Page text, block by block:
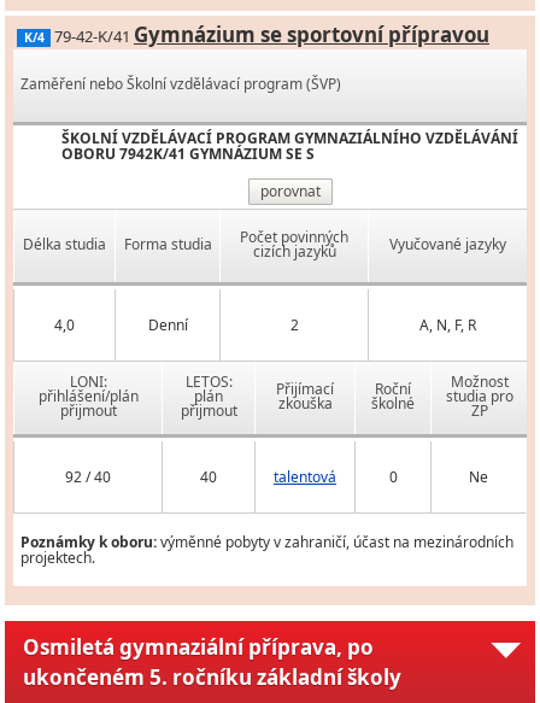
K/4 79-42-K/41 Gymnázium se sportovní přípravou
Zaměření nebo Školní vzdělávací program (ŠVP)
ŠKOLNÍ VZDĚLÁVACÍ PROGRAM GYMNAZIÁLNÍHO VZDĚLÁVÁNÍ
OBORU 7942K/41 GYMNÁZIUM SE S
porovnat
Délka studia Forma studia Počet povinných
cizích jazyků Vyučované jazyky
4,0 Denní 2 A, N, F, R
LONI:
přihlášení/plán
přijmout
LETOS:
plán
přijmout
Přijímací
zkouška
Roční
školné
Možnost
studia pro
ZP
92 / 40 40 talentová 0 Ne
Poznámky k oboru:výměnné pobyty v zahraničí, účast na mezinárodních
projektech.
Osmiletá gymnaziální příprava, po
ukončeném 5. ročníku základní školy